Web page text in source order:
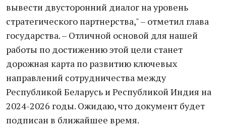
вывести двусторонний диалог на уровень
стратегического партнерства," – отметил глава
государства. – Отличной основой для нашей
работы по достижению этой цели станет
дорожная карта по развитию ключевых
направлений сотрудничества между
Республикой Беларусь и Республикой Индия на
2024-2026 годы. Ожидаю, что документ будет
подписан в ближайшее время.